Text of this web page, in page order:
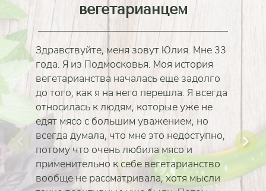
вегетарианцем
Здравствуйте, меня зовут Юлия. Мне 33
года. Я из Подмосковья. Моя история
вегетарианства началась ещё задолго
до того, как я на него перешла. Я всегда
относилась к людям, которые уже не
едят мясо с большим уважением, но
всегда думала, что мне это недоступно,
потому что очень любила мясо и
применительно к себе вегетарианство
вообще не рассматривала, хотя мысли